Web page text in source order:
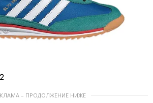
– ПРОДОЛЖЕНИЕ НИЖЕ